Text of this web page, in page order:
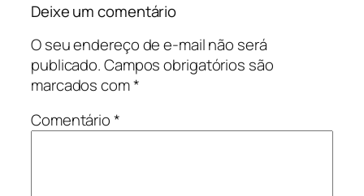
Deixe um comentário
O seu endereço de e-mail não será
publicado.Campos obrigatórios são
marcados com*
Comentário*